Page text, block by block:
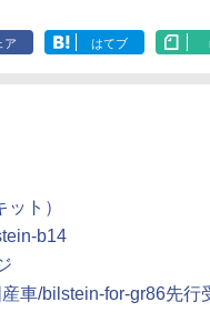
ア はてブ
ト）
b14
車/bilstein-for-gr86先行